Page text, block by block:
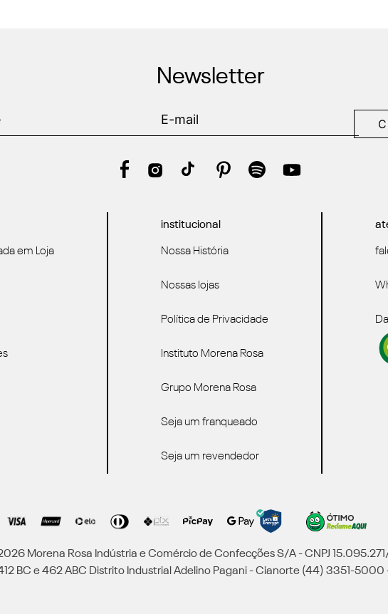
Newsletter
em Loja
institucional
Nossa História
Nossas lojas
Política de Privacidade
Instituto Morena Rosa
Grupo Morena Rosa
Seja um franqueado
Seja um revendedor
Morena Rosa Indústria e Comércio de Confecções S/A - CNPJ
BC e 462 ABC Distrito Industrial Adelino Pagani - Cianorte (44) 3351-5000